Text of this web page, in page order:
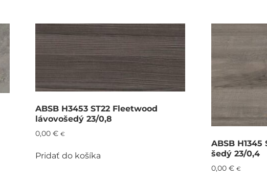
ABSB H3453 ST22 Fleetwood
lávovošedý 23/0,8
0,00€ €
Pridať do košíka
ABSB H1345
šedý 23/0,4
0,00 € €